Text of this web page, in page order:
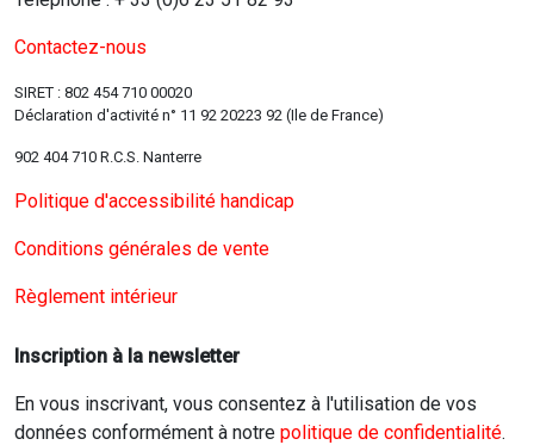
Contactez-nous
SIRET : 802 454 710 00020
Déclaration d'activité n° 11 92 20223 92 (Ile de France)
902 404 710 R.C.S. Nanterre
Politique d'accessibilité handicap
Conditions générales de vente
Règlement intérieur
Inscription à la newsletter
En vous inscrivant, vous consentez à l'utilisation de vos
données conformément à notre politique de confidentialité.